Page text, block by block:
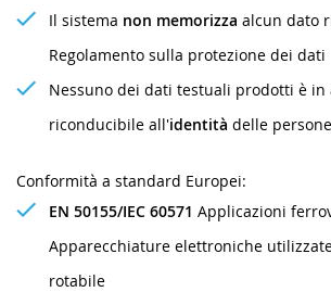
Il sistema non memorizza alcun dato
Regolamento sulla protezione dei dati
Nessuno dei dati testuali prodotti è in
riconducibile all'identità delle
Conformità a standard Europei:
EN 50155/IEC 60571 Applicazioni
Apparecchiature elettroniche
rotabile